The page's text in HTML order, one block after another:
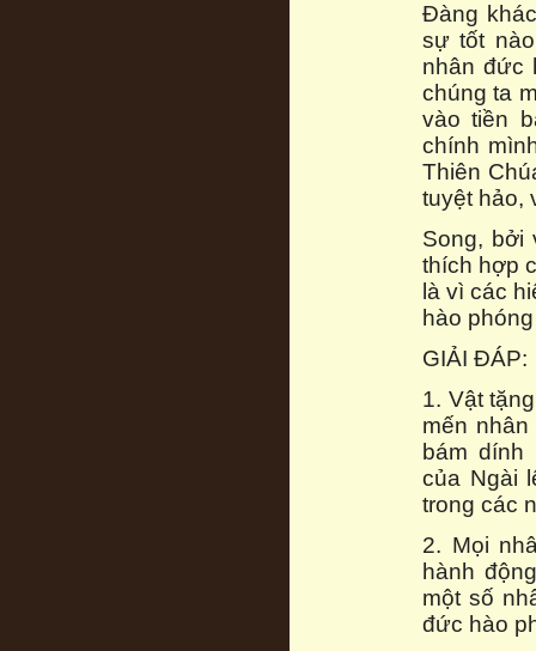
Đàng
sự tốt
nhân đức
chúng ta
vào tiền
chính
Thiên
tuyệt hảo,
Song, bởi
thích hợp
là vì các
hào
GIẢI ĐÁP:
1. Vật
mến
bám
của Ngài
trong các
2. Mọi
hành
một số
đức hào